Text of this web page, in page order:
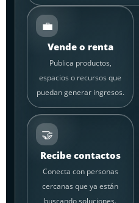
💼
Vende o renta
Publica productos,
espacios o recursos que
puedan generar ingresos.
🤝
Recibe contactos
Conecta con personas
cercanas que ya están
buscando soluciones.